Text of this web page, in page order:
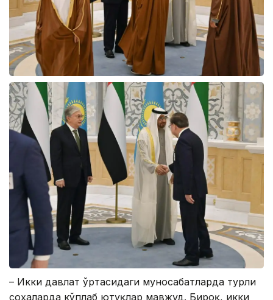
– Икки давлат ўртасидаги муносабатларда турли
соҳаларда кўплаб ютуқлар мавжуд. Бироқ, икки